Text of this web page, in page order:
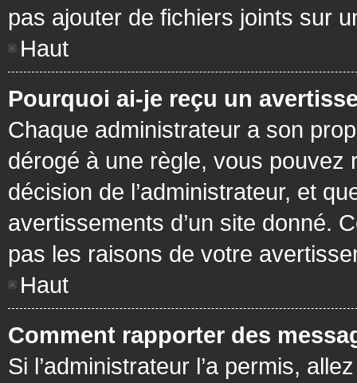
pas ajouter de fichiers joints sur
Haut
Pourquoi ai-je reçu un
Chaque administrateur a son
dérogé à une règle, vous pouvez
décision de l’administrateur, et
avertissements d’un site donné.
pas les raisons de votre
Haut
Comment rapporter des
Si l’administrateur l’a permis,